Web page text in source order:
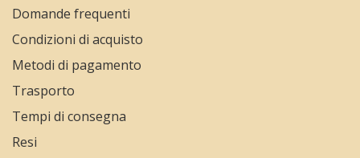
Domande frequenti
Condizioni di acquisto
Metodi di pagamento
Trasporto
Tempi di consegna
Resi